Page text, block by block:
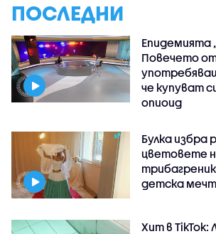
ПОСЛЕДНИ
Епидемията
Повечето
че купуват
опиоид
Булка избра
цветовете
детска
Хит в TikTok: